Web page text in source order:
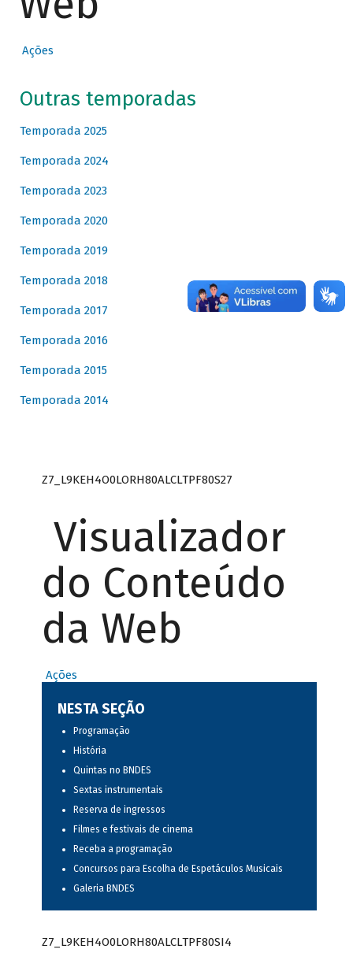
Ações
Outras temporadas
Temporada 2025
Temporada 2024
Temporada 2023
Temporada 2020
Temporada 2019
Temporada 2018
Temporada 2017
Temporada 2016
Temporada 2015
Temporada 2014
Z7_L9KEH4O0LORH80ALCLTPF80S27
Visualizador
do Conteúdo
da Web
Ações
NESTA SEÇÃO
Programação
História
Quintas no BNDES
Sextas instrumentais
Reserva de ingressos
Filmes e festivais de cinema
Receba a programação
Concursos para Escolha de Espetáculos Musicais
Galeria BNDES
Z7_L9KEH4O0LORH80ALCLTPF80SI4